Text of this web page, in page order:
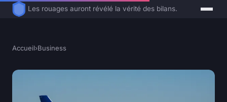
Les rouages auront révélé la vérité des bilans.
Accueil›Business